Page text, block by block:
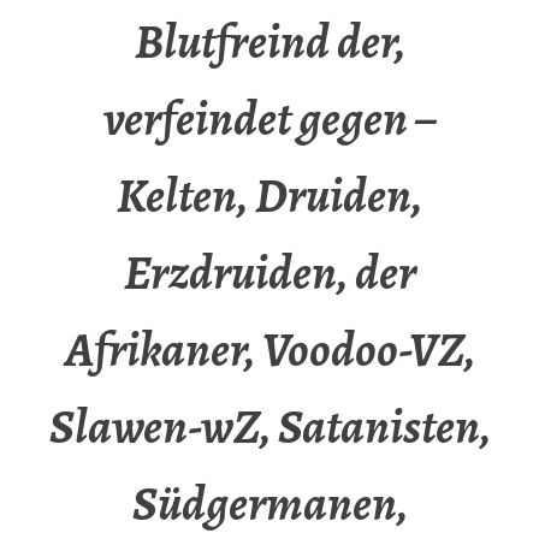
Blutfreind der,
verfeindet gegen –
Kelten, Druiden,
Erzdruiden, der
Afrikaner, Voodoo-VZ,
Slawen-wZ, Satanisten,
Südgermanen,